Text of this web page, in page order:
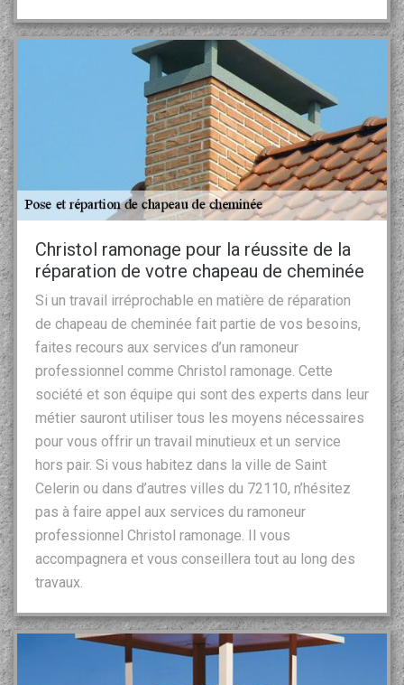
Christol ramonage pour la réussite de la
réparation de votre chapeau de cheminée
Si un travail irréprochable en matière de réparation
de chapeau de cheminée fait partie de vos besoins,
faites recours aux services d’un ramoneur
professionnel comme Christol ramonage. Cette
société et son équipe qui sont des experts dans leur
métier sauront utiliser tous les moyens nécessaires
pour vous offrir un travail minutieux et un service
hors pair. Si vous habitez dans la ville de Saint
Celerin ou dans d’autres villes du 72110, n’hésitez
pas à faire appel aux services du ramoneur
professionnel Christol ramonage. Il vous
accompagnera et vous conseillera tout au long des
travaux.